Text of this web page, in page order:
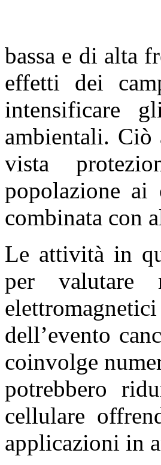
bassa e di alta
effetti dei
intensificare
ambientali. Ciò
vista
popolazione ai
combinata con
Le attività in
per valutare
dell’evento
coinvolge
potrebbero
cellulare
applicazioni in